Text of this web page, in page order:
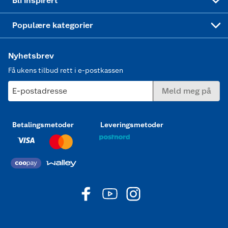
Populære kategorier
Nyhetsbrev
Få ukens tilbud rett i e-postkassen
E-postadresse Meld meg på
Betalingsmetoder Leveringsmetoder